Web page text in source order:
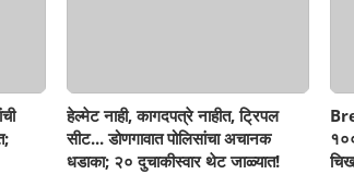
हेल्मेट नाही, कागदपत्रे नाहीत, ट्रिपल
सीट... डोणगावात पोलिसांचा अचानक
धडाका; २० दुचाकीस्वार थेट जाळ्यात!